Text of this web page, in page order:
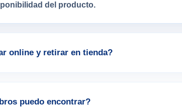
del producto.
online y retirar en tienda?
puedo encontrar?